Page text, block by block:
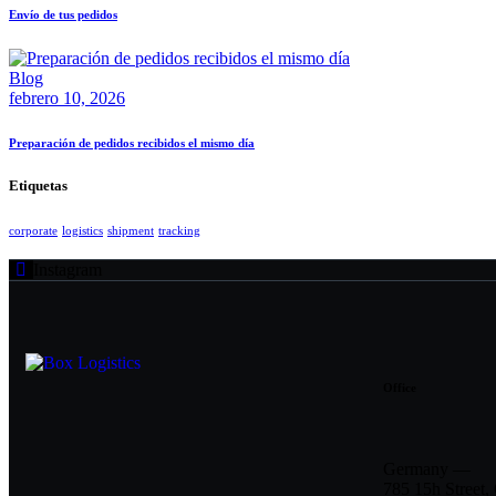
Envío de tus pedidos
Blog
febrero 10, 2026
Preparación de pedidos recibidos el mismo día
Etiquetas
corporate logistics shipment tracking